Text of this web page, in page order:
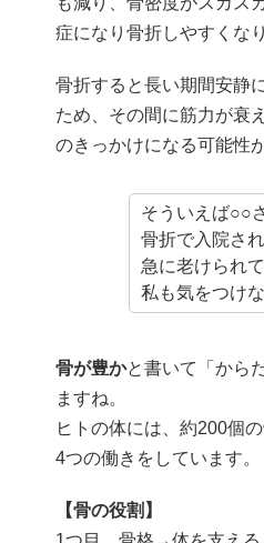
症になり骨折しやすくな
骨折すると長い期間安静
ため、その間に筋力が衰
のきっかけになる可能性
そういえば○○
骨折で入院さ
急に老けられて
私も気をつけ
骨が豊かと書いて「から
ますね。
ヒトの体には、約200個
4つの働きをしています。
【骨の役割】